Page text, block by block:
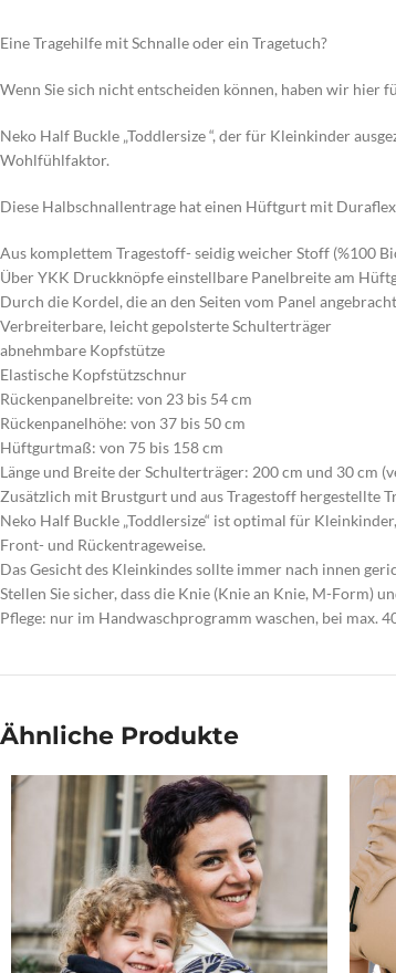
Eine Tragehilfe mit Schnalle oder ein Tragetuch?
Wenn Sie sich nicht entscheiden können, haben wir hier
Neko Half Buckle „Toddlersize “, der für Kleinkinder
Wohlfühlfaktor.
Diese Halbschnallentrage hat einen Hüftgurt mit
Aus komplettem Tragestoff- seidig weicher Stoff (%100
Über YKK Druckknöpfe einstellbare Panelbreite am
Durch die Kordel, die an den Seiten vom Panel
Verbreiterbare, leicht gepolsterte Schulterträger
abnehmbare Kopfstütze
Elastische Kopfstützschnur
Rückenpanelbreite: von 23 bis 54 cm
Rückenpanelhöhe: von 37 bis 50 cm
Hüftgurtmaß: von 75 bis 158 cm
Länge und Breite der Schulterträger: 200 cm und 30 cm
Zusätzlich mit Brustgurt und aus Tragestoff hergestellte
Neko Half Buckle „Toddlersize“ ist optimal für
Front- und Rückentrageweise.
Das Gesicht des Kleinkindes sollte immer nach innen
Stellen Sie sicher, dass die Knie (Knie an Knie, M-Form)
Pflege: nur im Handwaschprogramm waschen, bei max.
Ähnliche Produkte